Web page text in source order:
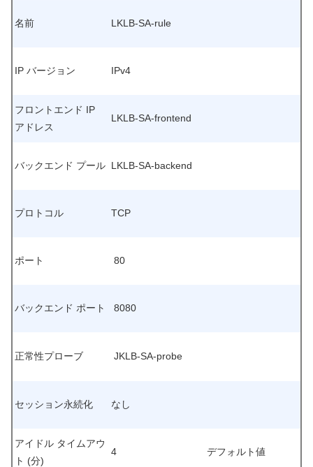
名前 LKLB-SA-rule
IP バージョン IPv4
フロントエンド IP
アドレス
LKLB-SA-frontend
バックエンド プール LKLB-SA-backend
プロトコル TCP
ポート 80
バックエンド ポート 8080
正常性プローブ JKLB-SA-probe
セッション永続化 なし
アイドル タイムアウ
ト (分)
4 デフォルト値